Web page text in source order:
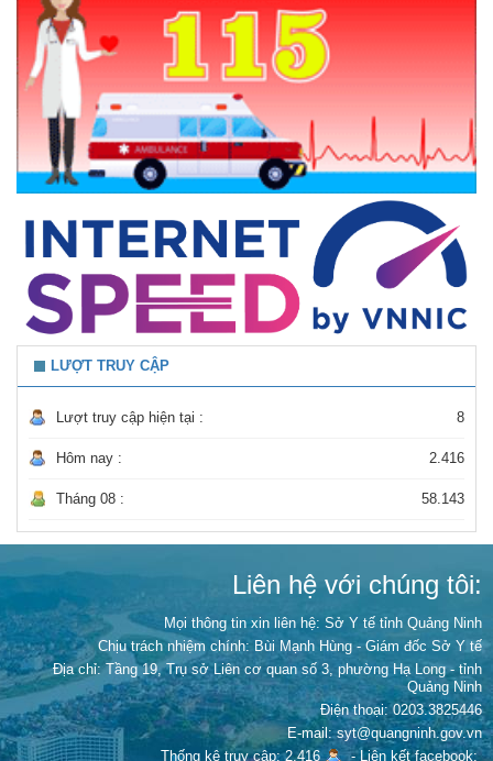
LƯỢT TRUY CẬP
Lượt truy cập hiện tại : 8
Hôm nay : 2.416
Tháng 08 : 58.143
Liên hệ với chúng tôi:
Mọi thông tin xin liên hệ: Sở Y tế tỉnh Quảng Ninh
Chịu trách nhiệm chính: Bùi Mạnh Hùng - Giám đốc Sở Y tế
Địa chỉ: Tầng 19, Trụ sở Liên cơ quan số 3, phường Hạ Long - tỉnh
Quảng Ninh
Điện thoại: 0203.3825446
E-mail: syt@quangninh.gov.vn
Thống kê truy cập: 2.416
-Liên kết facebook: